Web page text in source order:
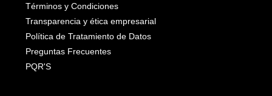
Términos y Condiciones
Transparencia y ética empresarial
Política de Tratamiento de Datos
Preguntas Frecuentes
PQR'S